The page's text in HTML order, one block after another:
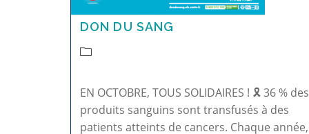
DON DU SANG
EN OCTOBRE, TOUS SOLIDAIRES ! 🎗️ 36 % des
produits sanguins sont transfusés à des
patients atteints de cancers. Chaque année,